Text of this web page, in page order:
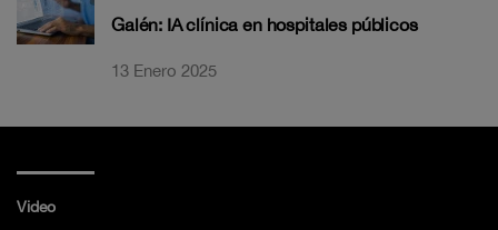
Galén: IA clínica en hospitales públicos
13 Enero 2025
Video